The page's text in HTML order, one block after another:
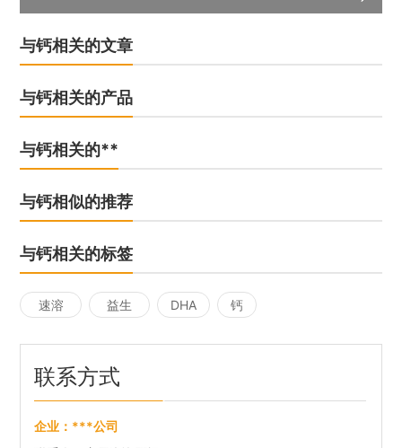
与钙相关的文章
与钙相关的产品
与钙相关的**
与钙相似的推荐
与钙相关的标签
速溶
益生
DHA 钙
联系方式
企业： ***公司